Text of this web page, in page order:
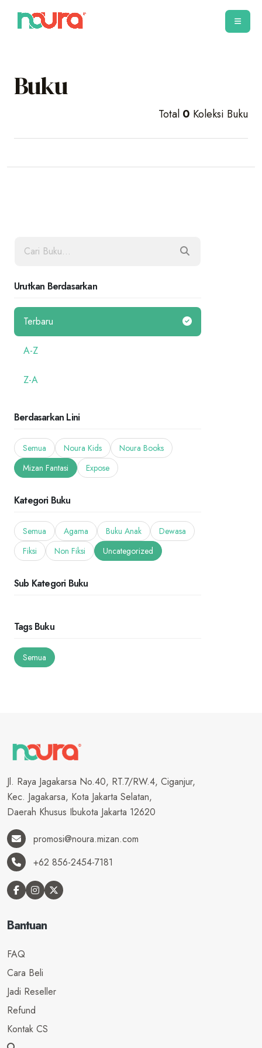
Buku
Total 0 Koleksi Buku
Urutkan Berdasarkan
Terbaru
A-Z
Z-A
Berdasarkan Lini
Semua Noura Kids
Noura Books
Mizan Fantasi
Expose
Kategori Buku
Semua Agama Buku Anak
Dewasa
Fiksi
Non Fiksi Uncategorized
Sub Kategori Buku
Tags Buku
Semua
Jl. Raya Jagakarsa No.40, RT.7/RW.4, Ciganjur,
Kec. Jagakarsa, Kota Jakarta Selatan,
Daerah Khusus Ibukota Jakarta 12620
promosi@noura.mizan.com
+62 856-2454-7181
Bantuan
FAQ
Cara Beli
Jadi Reseller
Refund
Kontak CS